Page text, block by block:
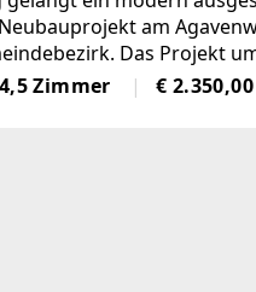
am
Das Projekt
und überzeugt durch
zeitgemäße
4,5 Zimmer € 2.350,00